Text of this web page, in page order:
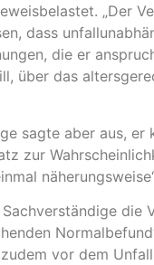
„Der
dass
die er
über das
sagte aber aus, er
zur
die
vor dem